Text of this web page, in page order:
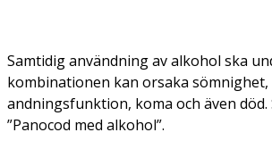
Samtidig användning av alkohol ska
kombinationen kan orsaka
andningsfunktion, koma och även
”Panocod med alkohol”.